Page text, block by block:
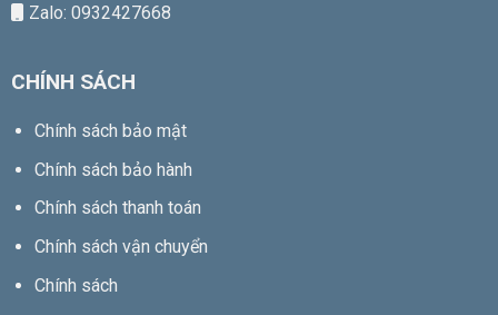
Zalo: 0932427668
CHÍNH SÁCH
Chính sách bảo mật
Chính sách bảo hành
Chính sách thanh toán
Chính sách vận chuyển
Chính sách